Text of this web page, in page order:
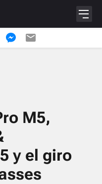
M5,
y el giro